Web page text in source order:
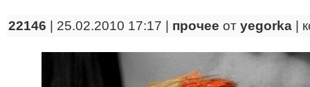
22146 | 25.02.2010 17:17 | прочее от yegorka